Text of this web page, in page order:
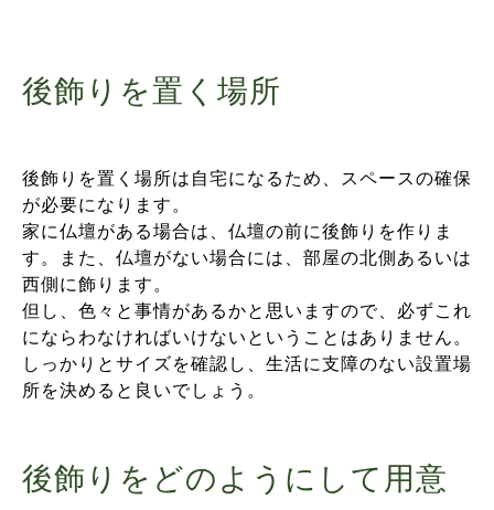
後飾りを置く場所
後飾りを置く場所は自宅になるため、スペースの確保
が必要になります。
家に仏壇がある場合は、仏壇の前に後飾りを作りま
す。また、仏壇がない場合には、部屋の北側あるいは
西側に飾ります。
但し、色々と事情があるかと思いますので、必ずこれ
にならわなければいけないということはありません。
しっかりとサイズを確認し、生活に支障のない設置場
所を決めると良いでしょう。
後飾りをどのようにして用意